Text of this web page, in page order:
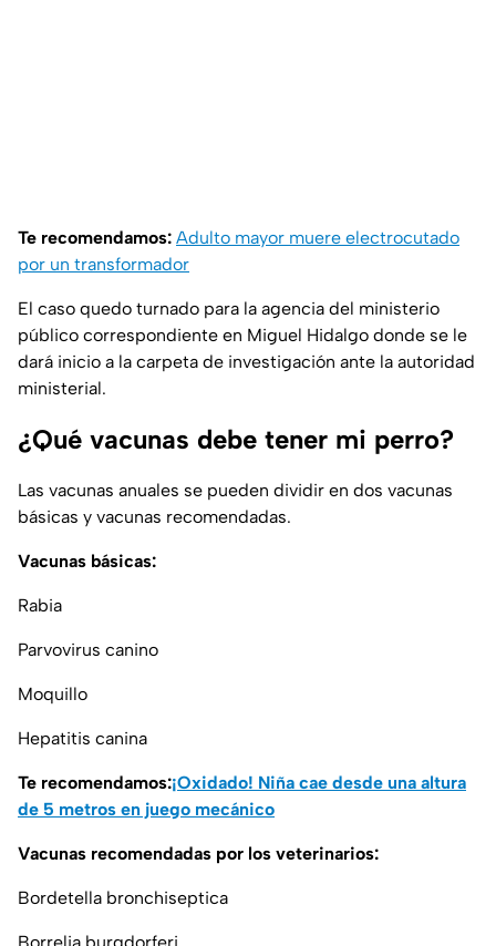
Te recomendamos: Adulto mayor muere electrocutado
por un transformador
El caso quedo turnado para la agencia del ministerio
público correspondiente en Miguel Hidalgo donde se le
dará inicio a la carpeta de investigación ante la autoridad
ministerial.
¿Qué vacunas debe tener mi perro?
Las vacunas anuales se pueden dividir en dos vacunas
básicas y vacunas recomendadas.
Vacunas básicas:
Rabia
Parvovirus canino
Moquillo
Hepatitis canina
Te recomendamos:¡Oxidado! Niña cae desde una altura
de 5 metros en juego mecánico
Vacunas recomendadas por los veterinarios:
Bordetella bronchiseptica